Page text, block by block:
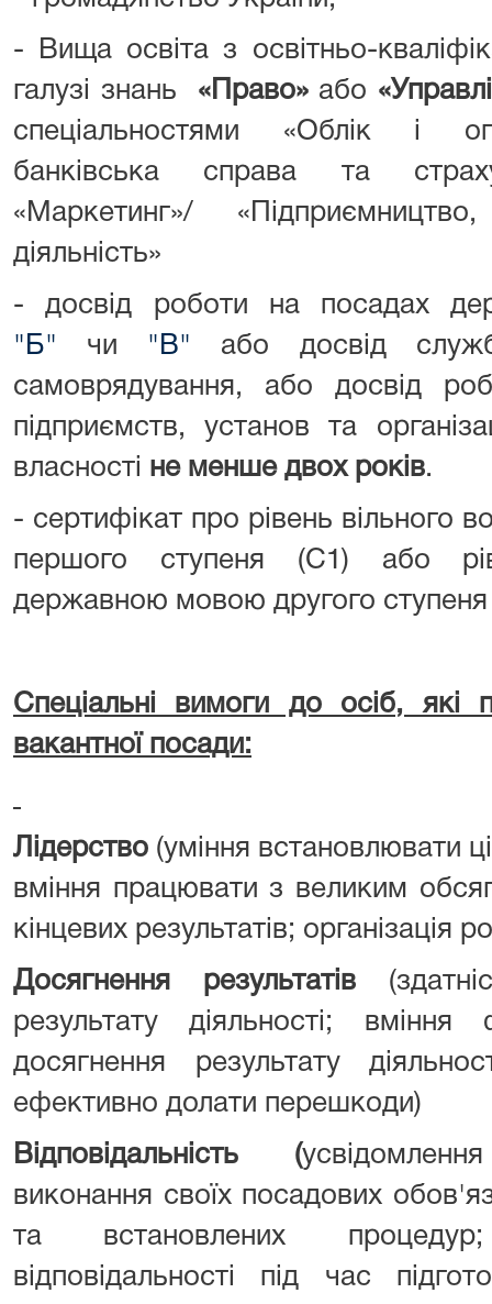
- Вища освіта з освітньо-
галузі знань «Право» або
спеціальностями «Облік і
банківська справа та
«Маркетинг»/
діяльність»
- досвід роботи на посадах
"Б" чи "В" або досвід
самоврядування, або досвід
підприємств, установ та
власності не менше двох років.
- сертифікат про рівень вільного
першого ступеня (С1) або
державною мовою другого
Спеціальні вимоги до осіб, які
вакантної посади:
Лідерство (уміння встановлювати
вміння працювати з великим
кінцевих результатів; організація
Досягнення
результатів
результату діяльності;
досягнення результату
ефективно долати перешкоди)
Відповідальність (
виконання своїх посадових
та встановлених
відповідальності під час